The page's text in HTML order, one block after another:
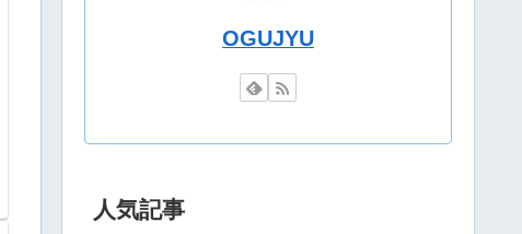
OGUJYU
人気記事